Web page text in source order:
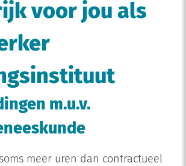
voor jou als
m.u.v.
meer uren dan contractueel